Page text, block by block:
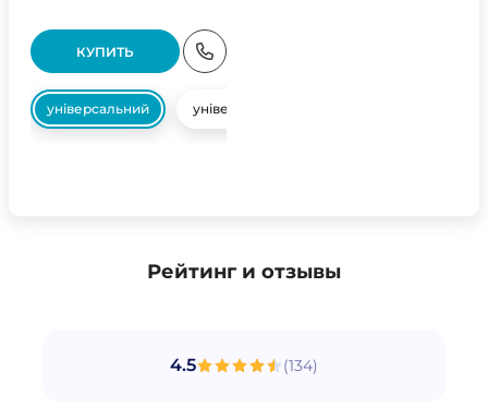
КУПИТЬ
універсальний універсальний
Рейтинг и отзывы
4.5 (134)